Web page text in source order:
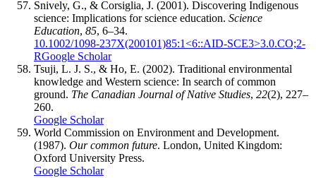
Snively, G., & Corsiglia, J. (2001). Discovering Indigenous
science: Implications for science education. Science
Education, 85, 6–34.
10.1002/1098-237X(200101)85:1<6::AID-SCE3>3.0.CO;2-
RGoogle Scholar
Tsuji, L. J. S., & Ho, E. (2002). Traditional environmental
knowledge and Western science: In search of common
ground. The Canadian Journal of Native Studies, 22(2), 227–
260.
Google Scholar
World Commission on Environment and Development.
(1987). Our common future. London, United Kingdom:
Oxford University Press.
Google Scholar